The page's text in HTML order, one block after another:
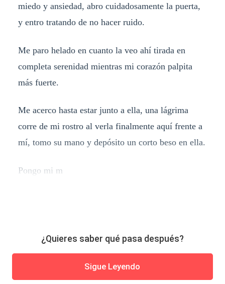
miedo y ansiedad, abro cuidadosamente la puerta,
y entro tratando de no hacer ruido.
Me paro helado en cuanto la veo ahí tirada en
completa serenidad mientras mi corazón palpita
más fuerte.
Me acerco hasta estar junto a ella, una lágrima
corre de mi rostro al verla finalmente aquí frente a
mí, tomo su mano y depósito un corto beso en ella.
Pongo mi m
¿Quieres saber qué pasa después?
Sigue Leyendo